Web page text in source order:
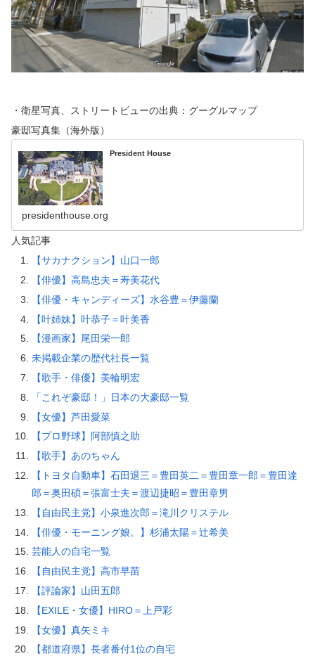
・衛星写真、ストリートビューの出典：グーグルマップ
豪邸写真集（海外版）
President House
presidenthouse.org
人気記事
【サカナクション】山口一郎
【俳優】高島忠夫＝寿美花代
【俳優・キャンディーズ】水谷豊＝伊藤蘭
【叶姉妹】叶恭子＝叶美香
【漫画家】尾田栄一郎
未掲載企業の歴代社長一覧
【歌手・俳優】美輪明宏
「これぞ豪邸！」日本の大豪邸一覧
【女優】芦田愛菜
【プロ野球】阿部慎之助
【歌手】あのちゃん
【トヨタ自動車】石田退三＝豊田英二＝豊田章一郎＝豊田達
郎＝奥田碩＝張富士夫＝渡辺捷昭＝豊田章男
【自由民主党】小泉進次郎＝滝川クリステル
【俳優・モーニング娘。】杉浦太陽＝辻希美
芸能人の自宅一覧
【自由民主党】高市早苗
【評論家】山田五郎
【EXILE・女優】HIRO＝上戸彩
【女優】真矢ミキ
【都道府県】長者番付1位の自宅